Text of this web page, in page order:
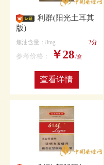
利群(阳光土耳其
版)
焦油含量：8mg 2分
参考价格： ￥28/盒
查看详情